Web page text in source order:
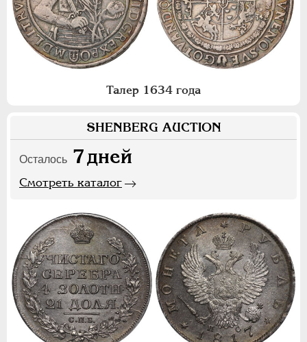
Талер 1634 года
SHENBERG AUCTION
Осталось 7дней
Смотреть каталог